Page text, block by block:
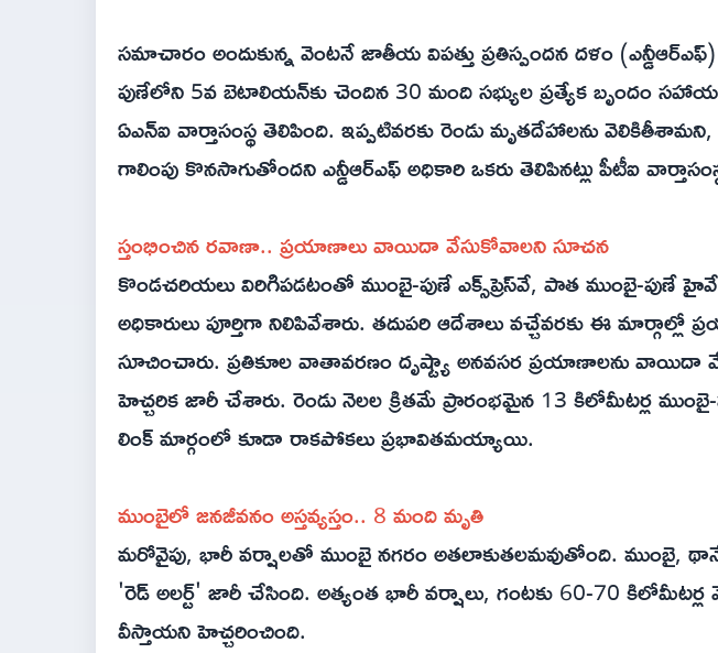
సమాచారం అందుకున్న వెంటనే జాతీయ విపత్తు ప్రతిస్పందన దళం
పుణేలోని 5వ బెటాలియన్‌కు చెందిన 30 మంది సభ్యుల ప్రత్యేక బృందం
ఏఎన్ఐ వార్తాసంస్థ తెలిపింది. ఇప్పటివరకు రెండు మృతదేహాలను
గాలింపు కొనసాగుతోందని ఎన్డీఆర్ఎఫ్ అధికారి ఒకరు తెలిపినట్లు పీటీఐ
స్తంభించిన రవాణా.. ప్రయాణాలు వాయిదా వేసుకోవాలని సూచన
కొండచరియలు విరిగిపడటంతో ముంబై-పుణే ఎక్స్‌ప్రెస్‌వే, పాత ముంబై-
అధికారులు పూర్తిగా నిలిపివేశారు. తదుపరి ఆదేశాలు వచ్చేవరకు ఈ మార్గాల్లో
సూచించారు. ప్రతికూల వాతావరణం దృష్ట్యా అనవసర ప్రయాణాలను వాయిదా
హెచ్చరిక జారీ చేశారు. రెండు నెలల క్రితమే ప్రారంభమైన 13 కిలోమీటర్ల ముంబై-
లింక్ మార్గంలో కూడా రాకపోకలు ప్రభావితమయ్యాయి.
ముంబైలో జనజీవనం అస్తవ్యస్తం.. 8 మంది మృతి
మరోవైపు, భారీ వర్షాలతో ముంబై నగరం అతలాకుతలమవుతోంది. ముంబై,
'రెడ్ అలర్ట్' జారీ చేసింది. అత్యంత భారీ వర్షాలు, గంటకు 60-70
వీస్తాయని హెచ్చరించింది.